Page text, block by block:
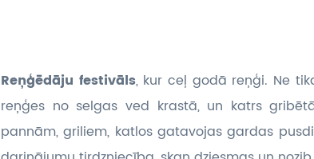
Reņģēdāju festivāls, kur ceļ godā reņģi. Ne
reņģes no selgas ved krastā, un katrs
pannām, griliem, katlos gatavojas gardas